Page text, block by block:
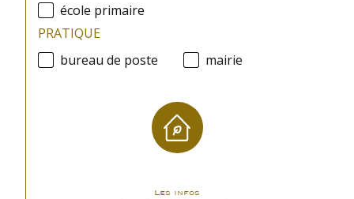
Les infos
école primaire
PRATIQUE
bureau de poste
mairie